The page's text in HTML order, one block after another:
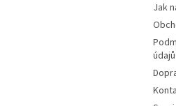
Jak
údajů